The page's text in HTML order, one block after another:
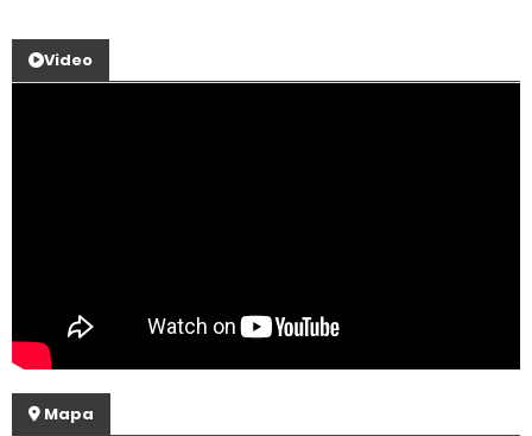
Video
Mapa